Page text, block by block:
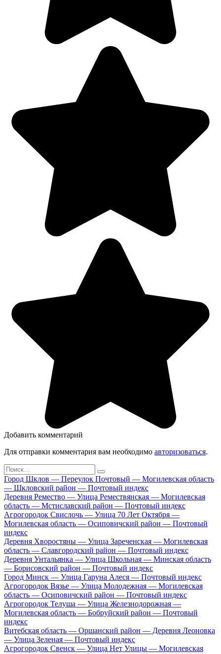
Добавить комментарий
Для отправки комментария вам необходимо авторизоваться.
Search
for:
Город Шклов — Переулок Почтовый — Могилевская область
— Шкловский район — Почтовый индекс
Деревня Ремество — Улица Ремествянская — Могилевская
область — Мстиславский район — Почтовый индекс
Агрогородок Свислочь — Улица 70 Лет Октября —
Могилевская область — Осиповичский район — Почтовый
индекс
Деревня Хворостяны — Улица Зареченская — Могилевская
область — Славгородский район — Почтовый индекс
Деревня Унтальянка — Улица Школьная — Минская область
— Борисовский район — Почтовый индекс
Город Минск — Улица Гаруна Алеся — Почтовый индекс
Агрогородок Вязье — Улица Молодежная — Могилевская
область — Осиповичский район — Почтовый индекс
Агрогородок Телуша — Улица Железнодорожная —
Могилевская область — Бобруйский район — Почтовый
индекс
Витебская область — Оршанский район — Деревня Леоновка
— Улица Зеленая — Почтовый индекс
Агрогородок Свенск — Улица Нет Улицы — Могилевская